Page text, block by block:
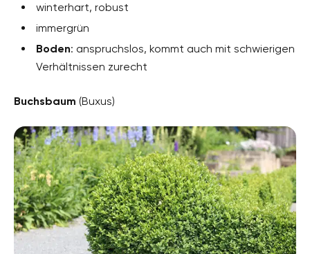
winterhart, robust
immergrün
Boden: anspruchslos, kommt auch mit schwierigen
Verhältnissen zurecht
Buchsbaum (Buxus)